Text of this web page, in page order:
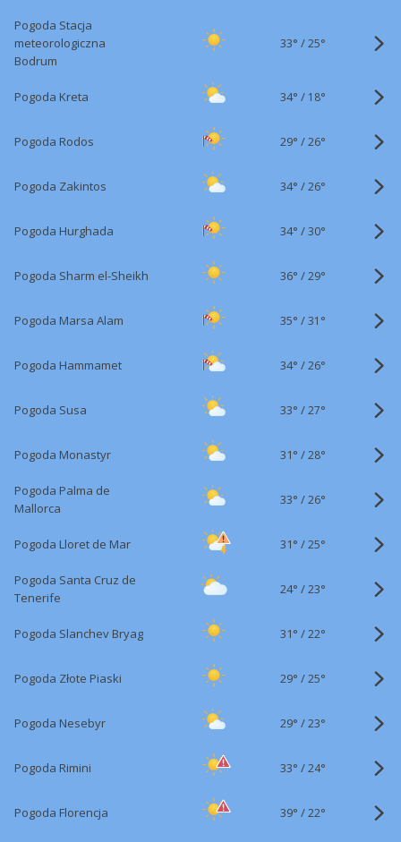
Pogoda Stacja
meteorologiczna
Bodrum
33° /25°
Pogoda Kreta 34° / 18°
Pogoda Rodos 29° /26°
Pogoda Zakintos 34° /26°
Pogoda Hurghada 34° /30°
Pogoda Sharm el-Sheikh 36° /29°
Pogoda Marsa Alam 35° /31°
Pogoda Hammamet 34° /26°
Pogoda Susa 33° /27°
Pogoda Monastyr 31° /28°
Pogoda Palma de
Mallorca
33° /26°
Pogoda Lloret de Mar 31° /25°
Pogoda Santa Cruz de
Tenerife
24° /23°
Pogoda Slanchev Bryag 31° /22°
Pogoda Złote Piaski 29° /25°
Pogoda Nesebyr 29° /23°
Pogoda Rimini 33° /24°
Pogoda Florencja 39° /22°